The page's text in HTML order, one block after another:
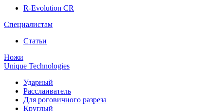
R-Evolution CR
Специалистам
Статьи
Ножи
Unique Technologies
Ударный
Раcслаиватель
Для роговичного разреза
Круглый